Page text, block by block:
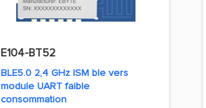
E104-BT52
BLE5.0 2,4 GHz ISM ble vers
module UART faible
consommation